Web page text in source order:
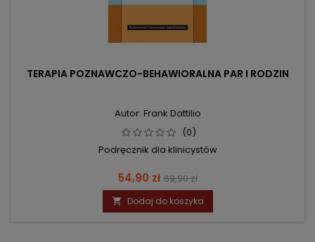
TERAPIA POZNAWCZO-BEHAWIORALNA PAR I RODZIN
Autor: Frank Dattilio
(0)
Podręcznik dla klinicystów
Cena
54,90 zł Cena
podstawowa
69,90 zł
 Dodaj do koszyka